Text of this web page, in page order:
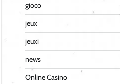
gioco
jeux
jeuxi
news
Online Casino